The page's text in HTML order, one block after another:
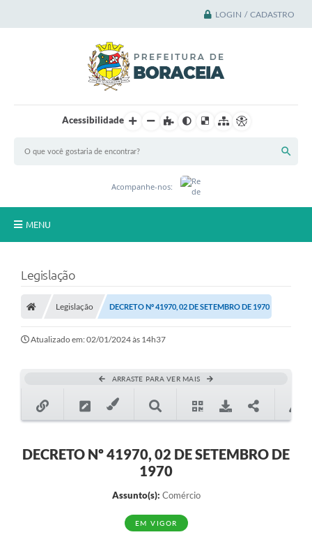
LOGIN / CADASTRO
Acessibilidade
Acompanhe-nos:
MENU
A Cidade
A Prefeitura
Notícias
Serviços Online
Multimídia
Empregos & Oportunidades
Legislação
Legislação DECRETO Nº 41970, 02 DE SETEMBRO DE 1970
Atualizado em: 02/01/2024 às 14h37
ARRASTE PARA VER MAIS
DECRETO Nº 41970, 02 DE SETEMBRO DE
1970
Assunto(s): Comércio
EM VIGOR